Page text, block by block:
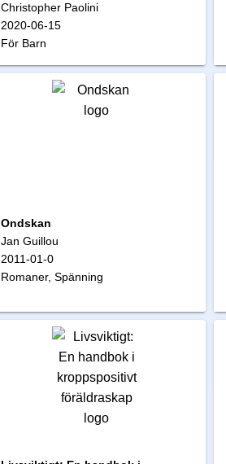
Christopher Paolini
2020-06-15
För Barn
Ondskan
Jan Guillou
2011-01-0
Romaner, Spänning